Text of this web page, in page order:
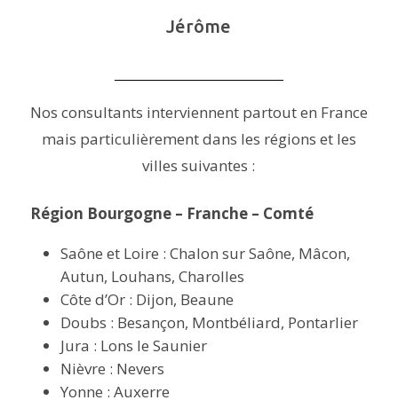
Jérôme
Nos consultants interviennent partout en France
mais particulièrement dans les régions et les
villes suivantes :
Région Bourgogne – Franche – Comté
Saône et Loire : Chalon sur Saône, Mâcon,
Autun, Louhans, Charolles
Côte d’Or : Dijon, Beaune
Doubs : Besançon, Montbéliard, Pontarlier
Jura : Lons le Saunier
Nièvre : Nevers
Yonne : Auxerre